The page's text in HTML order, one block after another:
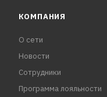
КОМПАНИЯ
О сети
Новости
Сотрудники
Программа лояльности